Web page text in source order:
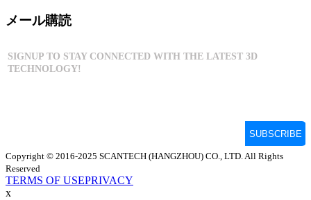
メール購読
Copyright © 2016-2025 SCANTECH (HANGZHOU) CO., LTD. All Rights
Reserved
TERMS OF USEPRIVACY
x